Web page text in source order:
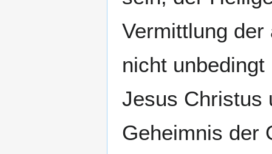
Vermittlung
nicht
Jesus Christus
Geheimnis der